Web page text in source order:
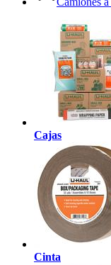
Cajas
Cinta